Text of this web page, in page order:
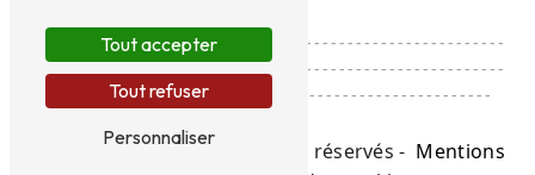
---------------------------------------------------------
---------------------------------------------------------
------------------------------------------------------
Vistalid- 2026 - Tous droits réservés - Mentions
Tout accepter
Tout refuser
Personnaliser